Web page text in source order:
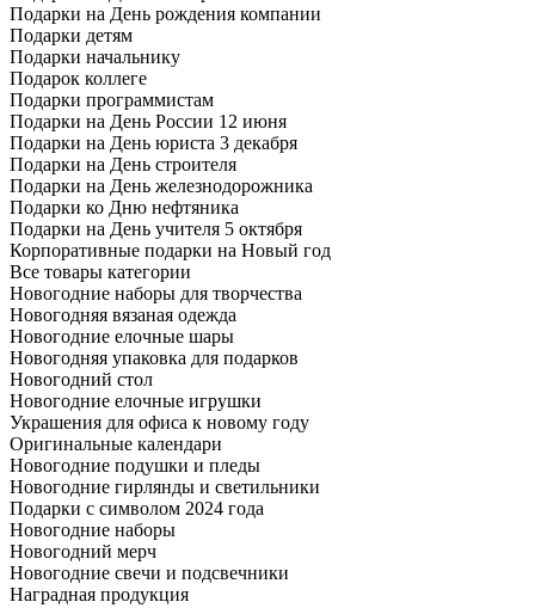
Подарки на День рождения компании
Подарки детям
Подарки начальнику
Подарок коллеге
Подарки программистам
Подарки на День России 12 июня
Подарки на День юриста 3 декабря
Подарки на День строителя
Подарки на День железнодорожника
Подарки ко Дню нефтяника
Подарки на День учителя 5 октября
Корпоративные подарки на Новый год
Все товары категории
Новогодние наборы для творчества
Новогодняя вязаная одежда
Новогодние елочные шары
Новогодняя упаковка для подарков
Новогодний стол
Новогодние елочные игрушки
Украшения для офиса к новому году
Оригинальные календари
Новогодние подушки и пледы
Новогодние гирлянды и светильники
Подарки с символом 2024 года
Новогодние наборы
Новогодний мерч
Новогодние свечи и подсвечники
Наградная продукция